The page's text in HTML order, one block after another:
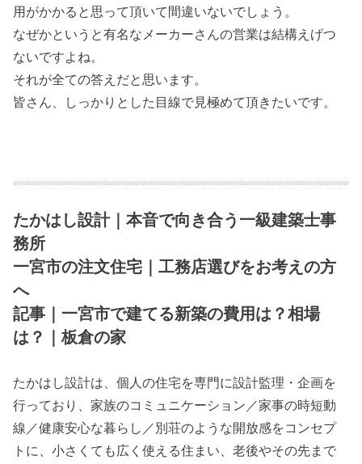
用がかかると思って頂いて間違いないでしょう。
なぜかというと有名なメーカーさんの営業は結構えげつ
ないですよね。
それが全ての答えだと思います。
皆さん、しっかりとした目線で見極めて頂きたいです。
たかはし設計｜本音で向き合う一級建築士事
務所
一宮市の注文住宅｜工務店選びをお考えの方
へ
記事｜一宮市で建てる新築の費用は？相場
は？｜板倉の家
たかはし設計は、個人の住宅を専門に設計監理・企画を
行っており、家族のコミュニケーション／家事の時短動
線／健康安心な暮らし／別荘のような開放感をコンセプ
トに、小さくても広く使える住まい、老後やその先まで